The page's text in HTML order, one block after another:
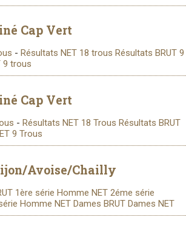
Cap Vert
- Résultats NET 18 trous Résultats BRUT 9
9 trous
Cap Vert
- Résultats NET 18 Trous Résultats BRUT
9 Trous
Avoise/Chailly
1ère série Homme NET 2éme série
Homme NET Dames BRUT Dames NET